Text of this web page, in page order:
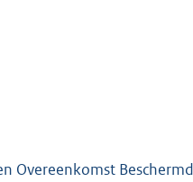
Overeenkomst